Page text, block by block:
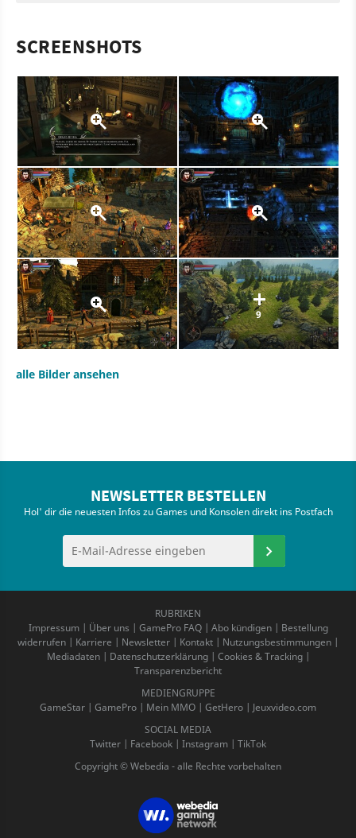
SCREENSHOTS
9
alle Bilder ansehen
NEWSLETTER BESTELLEN
Hol' dir die neuesten Infos zu Games und Konsolen direkt ins Postfach
RUBRIKEN
Impressum| Über uns | GamePro FAQ| Abo kündigen| Bestellung
widerrufen | Karriere | Newsletter | Kontakt | Nutzungsbestimmungen |
Mediadaten| Datenschutzerklärung| Cookies & Tracking|
Transparenzbericht
MEDIENGRUPPE
GameStar | GamePro | Mein MMO | GetHero | Jeuxvideo.com
SOCIAL MEDIA
Twitter | Facebook | Instagram | TikTok
Copyright © Webedia - alle Rechte vorbehalten